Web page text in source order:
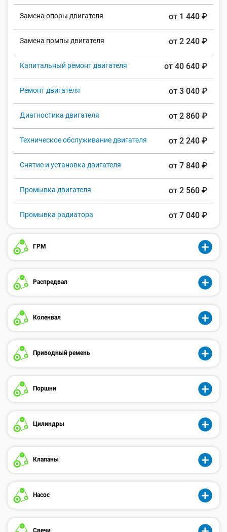
Замена опоры двигателя от 1 440 ₽
Замена помпы двигателя от 2 240 ₽
Капитальный ремонт двигателя от 40 640 ₽
Ремонт двигателя от 3 040 ₽
Диагностика двигателя от 2 860 ₽
Техническое обслуживание двигателя от 2 240 ₽
Снятие и установка двигателя от 7 840 ₽
Промывка двигателя от 2 560 ₽
Промывка радиатора от 7 040 ₽
ГРМ
Распредвал
Коленвал
Приводный ремень
Поршни
Цилиндры
Клапаны
Насос
Свечи